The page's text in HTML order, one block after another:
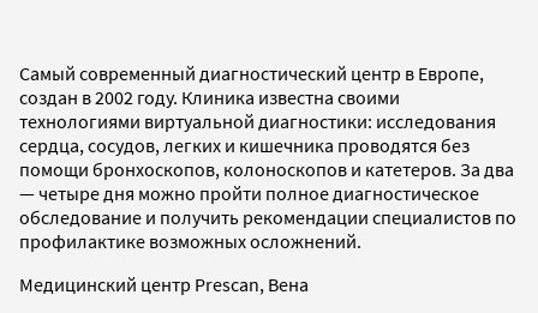
Самый современный диагностический центр в Европе,
создан в 2002 году. Клиника известна своими
технологиями виртуальной диагностики: исследования
сердца, сосудов, легких и кишечника проводятся без
помощи бронхоскопов, колоноскопов и катетеров. За два
— четыре дня можно пройти полное диагностическое
обследование и получить рекомендации специалистов по
профилактике возможных осложнений.
Медицинский центр Prescan, Вена